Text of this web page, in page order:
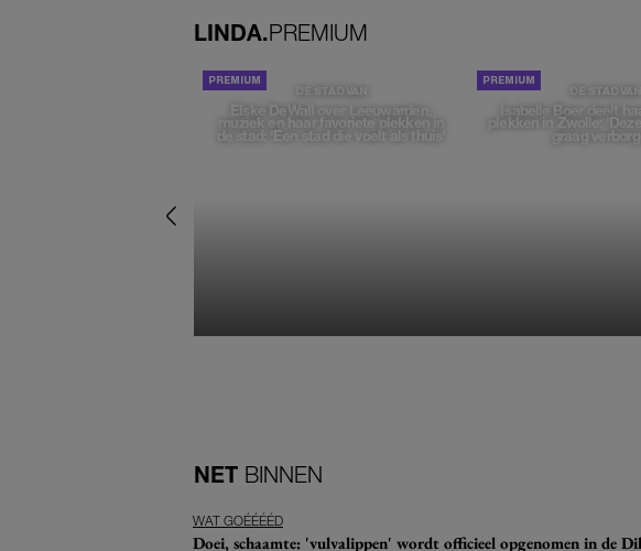
LINDA.PREMIUM
DE STAD VAN
Elske DeWall over Leeuwarden,
muziek en haar favoriete plekken in
de stad: 'Een stad die voelt als thuis'
DE STAD VAN
Isabelle Boer deelt
plekken in Zwolle:
graag
NET BINNEN
WAT GOÉÉÉÉD
Doei, schaamte: 'vulvalippen' wordt officieel opgenomen in de